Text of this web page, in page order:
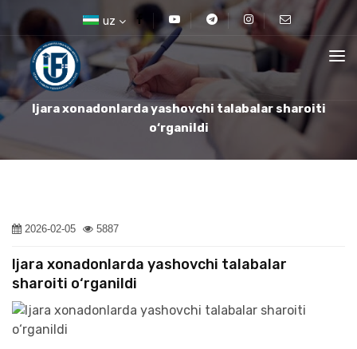
uz
Ijara xonadonlarda yashovchi talabalar sharoiti
o‘rganildi
2026-02-05 5887
Ijara xonadonlarda yashovchi talabalar
sharoiti o‘rganildi